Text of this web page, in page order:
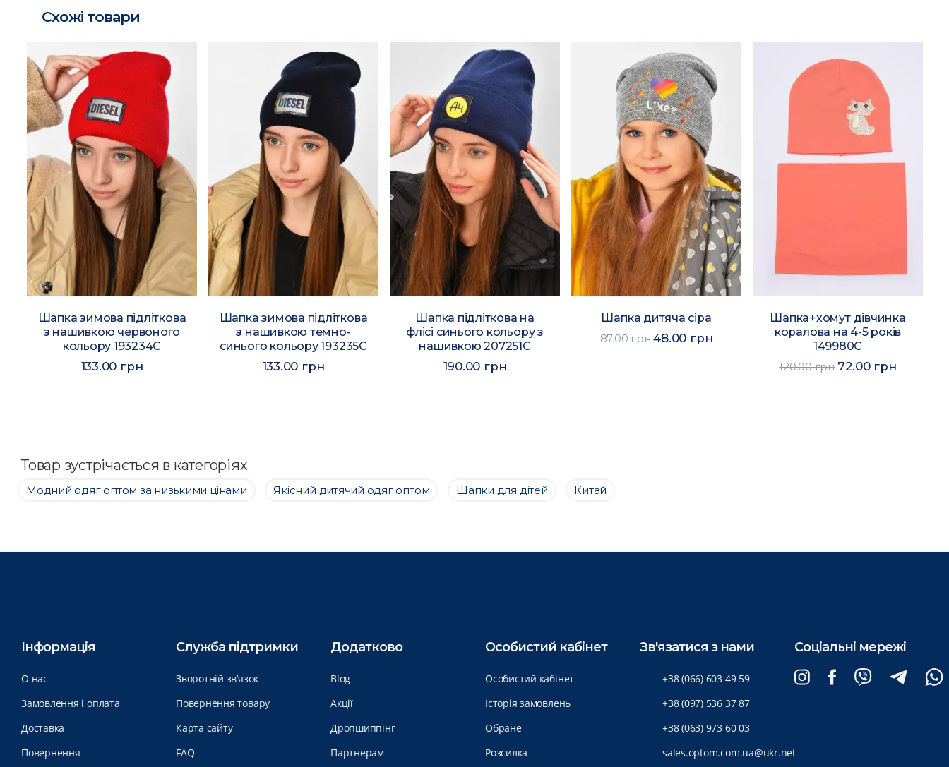
Схожі товари
Шапка зимова підліткова
з нашивкою червоного
кольору 193234C
133.00 грн
Шапка зимова підліткова
з нашивкою темно-
синього кольору 193235C
133.00 грн
Шапка підліткова на
флісі синього кольору з
нашивкою 207251C
190.00 грн
Шапка дитяча сіра
87.00 грн48.00 грн
Шапка+хомут дівчинка
коралова на 4-5 років
149980C
120.00 грн 72.00 грн
Товар зустрічається в категоріях
Модний одяг оптом за низькими цінами Якісний дитячий одяг оптом Шапки для дітей Китай
Інформація
О нас
Замовлення і оплата
Доставка
Повернення
Служба підтримки
Зворотній зв’язок
Повернення товару
Карта сайту
FAQ
Додатково
Blog
Акції
Дропшиппінг
Партнерам
Особистий кабінет
Особистий кабінет
Історія замовлень
Обране
Розсилка
Зв'язатися з нами
+38 (066) 603 49 59
+38 (097) 536 37 87
+38 (063) 973 60 03
sales.optom.com.ua@ukr.net
Соціальні мережі